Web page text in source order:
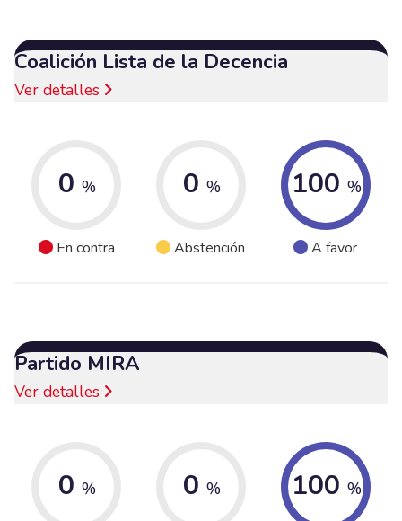
Coalición Lista de la Decencia
Ver detalles
0 %
En contra
0 %
Abstención
100 %
A favor
Partido MIRA
Ver detalles
0 % 0 % 100 %